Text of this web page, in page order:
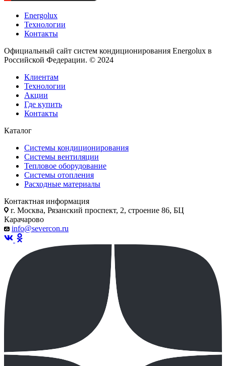
Energolux
Технологии
Контакты
Официальный сайт систем кондиционирования Energolux в
Российской Федерации. © 2024
Клиентам
Технологии
Акции
Где купить
Контакты
Каталог
Системы кондиционирования
Системы вентиляции
Тепловое оборудование
Системы отопления
Расходные материалы
Контактная информация
г. Москва, Рязанский проспект, 2, строение 86, БЦ
Карачарово
info@severcon.ru